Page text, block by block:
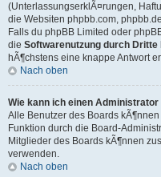
(UnterlassungserklÃ¤rungen,
die Websiten phpbb.com,
Falls du phpBB Limited oder
die Softwarenutzung durch Dritte
hÃ¶chstens eine knappe Antwort
Nach oben
Wie kann ich einen
Alle Benutzer des Boards
Funktion durch die Board-
Mitglieder des Boards kÃ¶nnen
verwenden.
Nach oben